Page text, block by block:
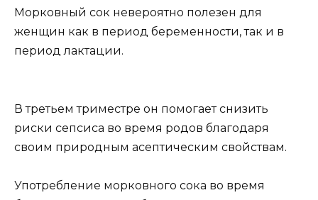
Морковный сок невероятно полезен для
женщин как в период беременности, так и в
период лактации.
В третьем триместре он помогает снизить
риски сепсиса во время родов благодаря
своим природным асептическим свойствам.
Употребление морковного сока во время